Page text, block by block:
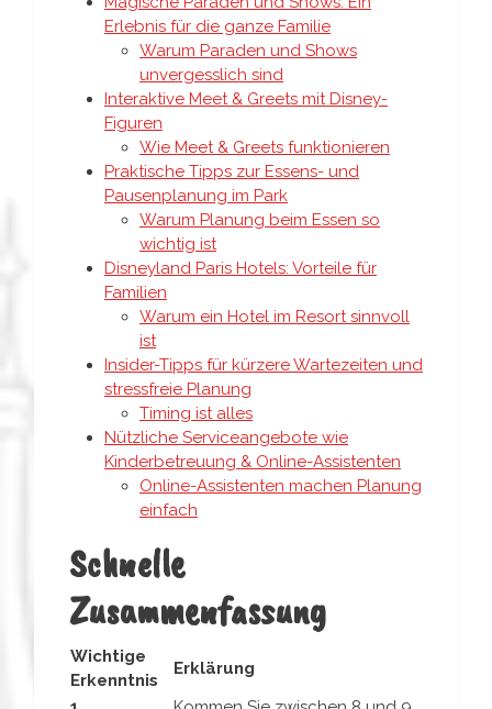
Erlebnis für die ganze Familie
Warum Paraden und Shows
unvergesslich sind
Interaktive Meet & Greets mit Disney-
Figuren
Wie Meet & Greets funktionieren
Praktische Tipps zur Essens- und
Pausenplanung im Park
Warum Planung beim Essen so
wichtig ist
Disneyland Paris Hotels: Vorteile für
Familien
Warum ein Hotel im Resort sinnvoll
ist
Insider-Tipps für kürzere Wartezeiten und
stressfreie Planung
Timing ist alles
Nützliche Serviceangebote wie
Kinderbetreuung & Online-Assistenten
Online-Assistenten machen Planung
einfach
Schnelle
Zusammenfassung
Wichtige
Erkenntnis
Erklärung